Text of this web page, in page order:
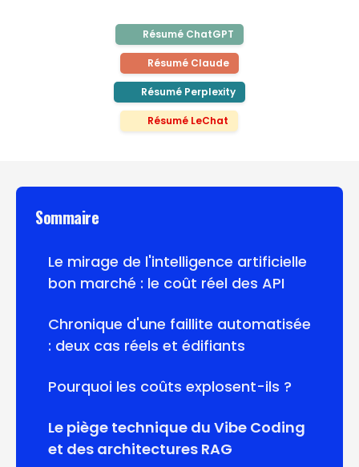
Résumé ChatGPT
Résumé Claude
Résumé Perplexity
Résumé LeChat
Sommaire
Le mirage de l'intelligence artificielle
bon marché : le coût réel des API
Chronique d'une faillite automatisée
: deux cas réels et édifiants
Pourquoi les coûts explosent-ils ?
Le piège technique du Vibe Coding
et des architectures RAG